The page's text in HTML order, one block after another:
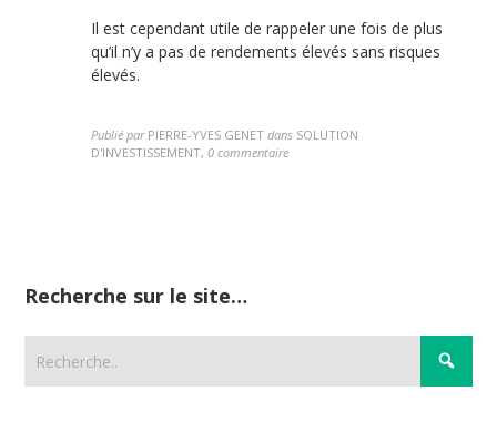
Il est cependant utile de rappeler une fois de plus
qu’il n’y a pas de rendements élevés sans risques
élevés.
Publié par PIERRE-YVES GENET dans SOLUTION
D'INVESTISSEMENT,0 commentaire
Recherche sur le site…